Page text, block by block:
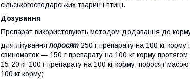
сільськогосподарських тварин і птиці.
Дозування
Препарат використовують методом додавання до
для лікування поросят 250 г препарату на 100 кг
свиноматок — 150 г препарату на 100 кг корму протягом
15-20 кг 100 г препарату на 100 кг корму, поросят
100 кг корму;